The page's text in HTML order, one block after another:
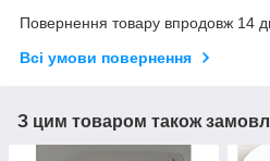
Повернення товару впродовж 14
Всі умови повернення
З цим товаром також